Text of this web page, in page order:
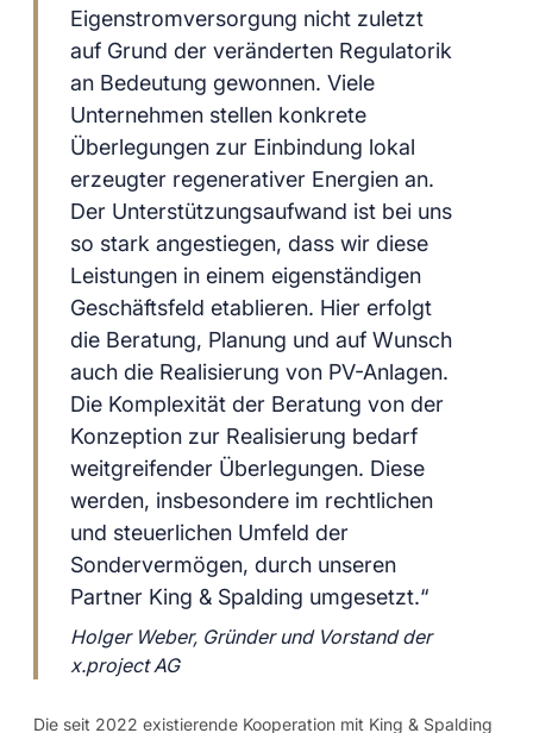
Eigenstromversorgung nicht zuletzt
auf Grund der veränderten Regulatorik
an Bedeutung gewonnen. Viele
Unternehmen stellen konkrete
Überlegungen zur Einbindung lokal
erzeugter regenerativer Energien an.
Der Unterstützungsaufwand ist bei uns
so stark angestiegen, dass wir diese
Leistungen in einem eigenständigen
Geschäftsfeld etablieren. Hier erfolgt
die Beratung, Planung und auf Wunsch
auch die Realisierung von PV-Anlagen.
Die Komplexität der Beratung von der
Konzeption zur Realisierung bedarf
weitgreifender Überlegungen. Diese
werden, insbesondere im rechtlichen
und steuerlichen Umfeld der
Sondervermögen, durch unseren
Partner King & Spalding umgesetzt.“
Holger Weber, Gründer und Vorstand der
x.project AG
Die seit 2022 existierende Kooperation mit King & Spalding